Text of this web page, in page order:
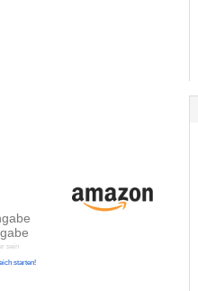
sein
starten!